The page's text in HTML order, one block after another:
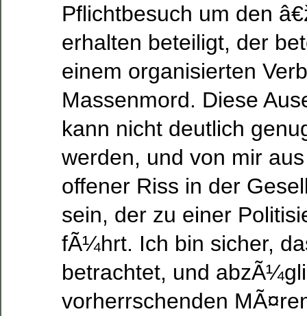
Pflichtbesuch um den
erhalten beteiligt, der
einem organisierten
Massenmord. Diese
kann nicht deutlich
werden, und von mir
offener Riss in der
sein, der zu einer
fÃ¼hrt. Ich bin sicher,
betrachtet, und
vorherrschenden